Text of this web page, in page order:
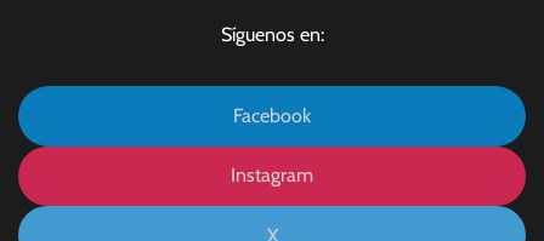
Síguenos en:
Facebook
Instagram
X